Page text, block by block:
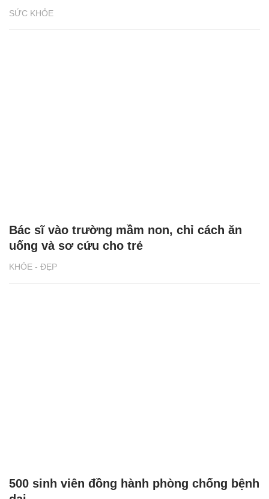
SỨC KHỎE
KHỎE - ĐẸP
Bác sĩ vào trường mầm non, chỉ cách ăn
uống và sơ cứu cho trẻ
500 sinh viên đồng hành phòng chống bệnh